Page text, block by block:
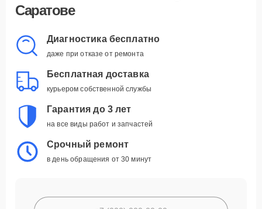
Саратове
Диагностика бесплатно
даже при отказе от ремонта
Бесплатная доставка
курьером собственной службы
Гарантия до 3 лет
на все виды работ и запчастей
Срочный ремонт
в день обращения от 30 минут